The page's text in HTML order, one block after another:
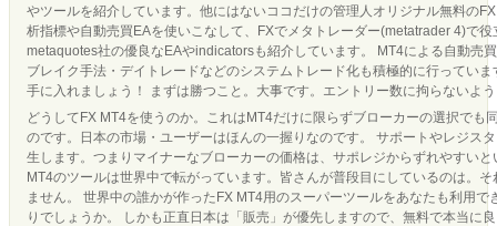
やツールを紹介しています。他にはないココだけの管理人オリジナル無料の
析指標や自動売買EAを使いこなして、FXでメタトレーダー(metatrader 4)で
metaquotes社の優良なEAやindicatorsも紹介しています。 MT4による自動売
ブレイク手法・デイトレードなどのシステムトレード化も積極的に行ってい
手に入れましょう！ まずは勝つこと。大事です。エントリー数に拘らないよ
どうしてFX MT4を使うのか。これはMT4だけに限らずブローカーの選択でも
のです。日本の市場・ユーザーはほんの一握りなのです。 サポートやレジス
生します。つまりマイナーなブローカーの価格は、サポレジからずれやすい
MT4のツールは世界中で転がっています。皆さんが普段目にしているのは。
ません。 世界中の誰かが作ったFX MT4用のスーパーツールをあなたも利用
りでしょうか。 しかも正直日本は「販売」が優先しますので、無料で本当に